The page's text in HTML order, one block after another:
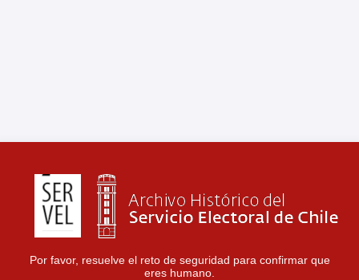
Por favor, resuelve el reto de seguridad para confirmar que
eres humano.